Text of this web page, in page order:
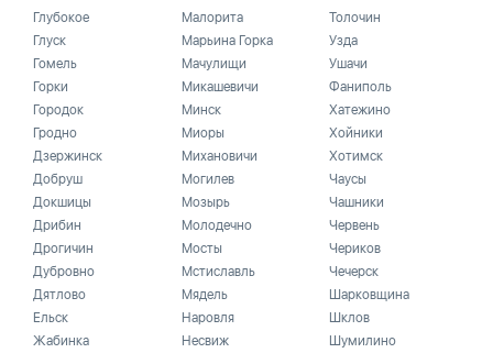
Глубокое
Глуск
Гомель
Горки
Городок
Гродно
Дзержинск
Добруш
Докшицы
Дрибин
Дрогичин
Дубровно
Дятлово
Ельск
Жабинка
Малорита
Марьина Горка
Мачулищи
Микашевичи
Минск
Миоры
Михановичи
Могилев
Мозырь
Молодечно
Мосты
Мстиславль
Мядель
Наровля
Несвиж
Толочин
Узда
Ушачи
Фаниполь
Хатежино
Хойники
Хотимск
Чаусы
Чашники
Червень
Чериков
Чечерск
Шарковщина
Шклов
Шумилино